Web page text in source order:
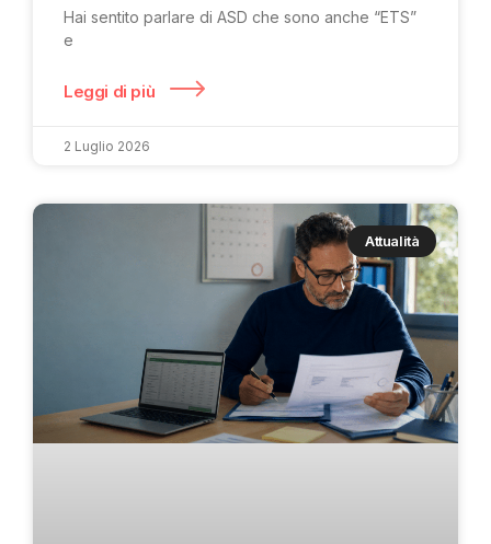
Hai sentito parlare di ASD che sono anche “ETS”
e
Leggi di più
2 Luglio 2026
Attualità